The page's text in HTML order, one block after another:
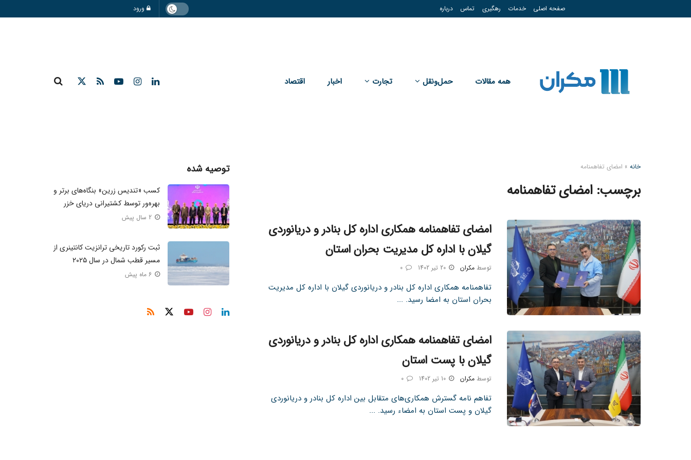
صفحه اصلی خدمات رهگیری تماس درباره ورود
همه مقالات حمل‌و‌نقل تجارت اخبار اقتصاد
خانه » امضای تفاهمنامه
برچسب:امضای تفاهمنامه
امضای تفاهمنامه همکاری اداره کل بنادر و دریانوردی
گیلان با اداره کل مدیریت بحران استان
توسط مکران 20 تیر 1402 0
تفاهمنامه همکاری اداره کل بنادر و دریانوردی گیلان با اداره کل مدیریت
بحران استان به امضا رسید. ...
امضای تفاهمنامه همکاری اداره کل بنادر و دریانوردی
گیلان با پست استان
توسط مکران 10 تیر 1402 0
تفاهم نامه گسترش همکاری‌های متقابل بین اداره کل بنادر و دریانوردی
گیلان و پست استان به امضاء رسید. ...
توصیه شده
کسب «تندیس زرین» بنگاه‌های برتر و
بهره‌ور توسط کشتیرانی دریای خزر
2 سال پیش
ثبت رکورد تاریخی ترانزیت کانتینری از
مسیر قطب شمال در سال ۲۰۲۵
6 ماه پیش